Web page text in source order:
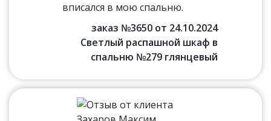
вписался в мою спальню.
заказ №3650 от 24.10.2024
Светлый распашной шкаф в
спальню №279 глянцевый